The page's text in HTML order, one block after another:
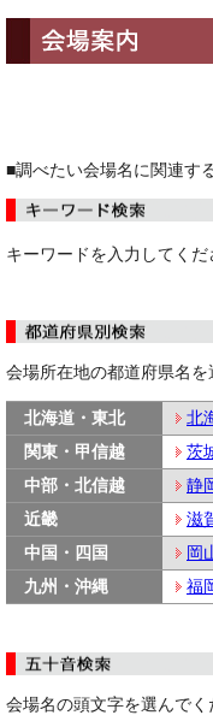
■調べたい会場名に関連す
キーワードを入力してくだ
会場所在地の都道府県名を
北海道・東北 北
関東・甲信越
茨
中部・北信越
静
近畿
滋
中国・四国
岡
九州・沖縄
福
会場名の頭文字を選んでく